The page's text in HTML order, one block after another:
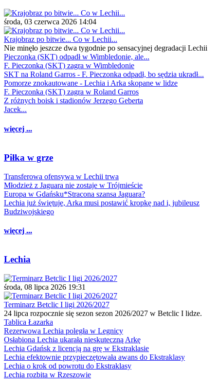
środa, 03 czerwca 2026 14:04
Krajobraz po bitwie... Co w Lechii...
Nie minęło jeszcze dwa tygodnie po sensacyjnej degradacji Lechii
Pieczonka (SKT) odpadł w Wimbledonie, ale...
F. Pieczonka (SKT) zagra w Wimbledonie
SKT na Roland Garros - F. Pieczonka odpadł, bo sędzia ukradł...
Pomorze znokautowane - Lechia i Arka skopane w lidze
F. Pieczonka (SKT) zagra w Roland Garros
Z różnych boisk i stadionów Jerzego Geberta
Jacek...
więcej ...
Piłka w grze
Transferowa ofensywa w Lechii trwa
Młodzież z Jaguara nie zostaje w Trójmieście
Europa w Gdańsku*Stracona szansa Jaguara?
Lechia już świętuje, Arka musi postawić kropkę nad i, jubileusz
Budziwojskiego
więcej ...
Lechia
środa, 08 lipca 2026 19:31
Terminarz Betclic I ligi 2026/2027
24 lipca rozpocznie się sezon sezon 2026/2027 w Betclic I lidze.
Tablica Łazarka
Rezerwowa Lechia poległa w Legnicy
Osłabiona Lechia ukarała nieskuteczną Arkę
Lechia Gdańsk z licencją na grę w Ekstraklasie
Lechia efektownie przypieczętowała awans do Ekstraklasy
Lechia o krok od powrotu do Ekstraklasy
Lechia rozbita w Rzeszowie